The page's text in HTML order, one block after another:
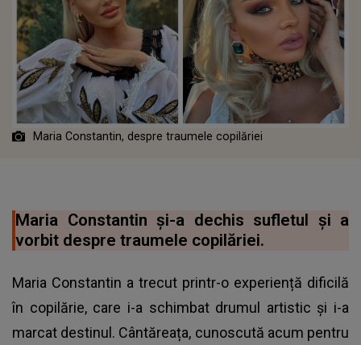
Maria Constantin, despre traumele copilăriei
Maria Constantin și-a dechis sufletul și a
vorbit despre traumele copilăriei.
Maria Constantin a trecut printr-o experiență dificilă
în copilărie, care i-a schimbat drumul artistic și i-a
marcat destinul. Cântăreața, cunoscută acum pentru